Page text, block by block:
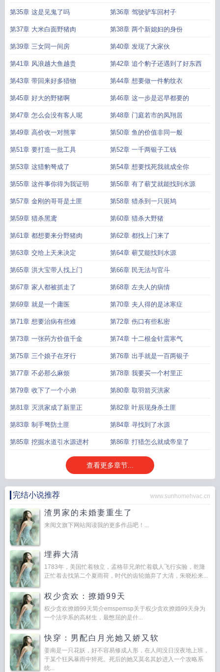
第35章 这是见鬼了吗 第36章 驾驶驴车回村子
第37章 大米白面野猪肉 第38章 两个新媳妇的身份
第39章 三女同一间房 第40章 发现了大家伙
第41章 风浪越大鱼越贵 第42章 追个豹子还遇到了好东西
第43章 带回来好多猎物 第44章 想要做一件豹纹衣
第45章 好大的野猪啊 第46章 这一步是迟早都要的
第47章 怎么会没有客人呢 第48章 门庭若市的凤翔居
第49章 高价收一对熊掌 第50章 鱼的价值非同一般
第51章 要打造一批工具 第52章 一千两银子工钱
第53章 这猎豹弩成了 第54章 想要找死我就成全你
第55章 这件事你得为我证明 第56章 有了蕲艾就能找到水源
第57章 金刚的哥哥是土匪 第58章 猎杀到一只斑鸠
第59章 猎杀黑鸢 第60章 猎杀大野猪
第61章 都想要来分野猪肉 第62章 都找上门来了
第63章 交给上天来决定 第64章 蕲艾能找到水源
第65章 洪大宝带人找上门 第66章 民无法与官斗
第67章 家人都被抓走了 第68章 左夫人的病情
第69章 就是一个庸医 第70章 夫人得的是冰寒症
第71章 想要治病有些难 第72章 伤口有些私密
第73章 一张药方价值千金 第74章 十二根金针震寒气
第75章 三个娘子在牙行 第76章 出手就是一百两银子
第77章 不必那么麻烦 第78章 我要买一个村里正
第79章 收下了一个小弟 第80章 取羽箭灭洪家
第81章 灭洪家成了新里正 第82章 叶辰现身杀土匪
第83章 制手弩防土匪 第84章 寻找到了水源
第85章 挖掘水道引水源进村 第86章 打猎怎么就成帝皇了
查看更多章节...
完结小说推荐 www.sunhomehvac.cn
渣男家的未婚妻重生了
来阅文旗下网站阅读我的更多作品吧！...
埋葬大清
1783年，美国忙着独立，孟格菲兄弟忙着载人飞行实验，乾隆
正忙着去找第二个夏雨荷，时代的齿轮抛弃了大清，朱晓松来...
权少贪欢：撩婚99天
权少贪欢撩婚99天简介emspemsp关于权少贪欢撩婚99天身为
一个法学系的高材生，最憋屈的是什...
快穿：男配白月光她又娇又软
姜南是一只花妖，好不容易修成人形，在人间没日没夜地上班，
于某个狂风暴雨中猝死。死后的她又莫名其妙进入一个攻略系
统...